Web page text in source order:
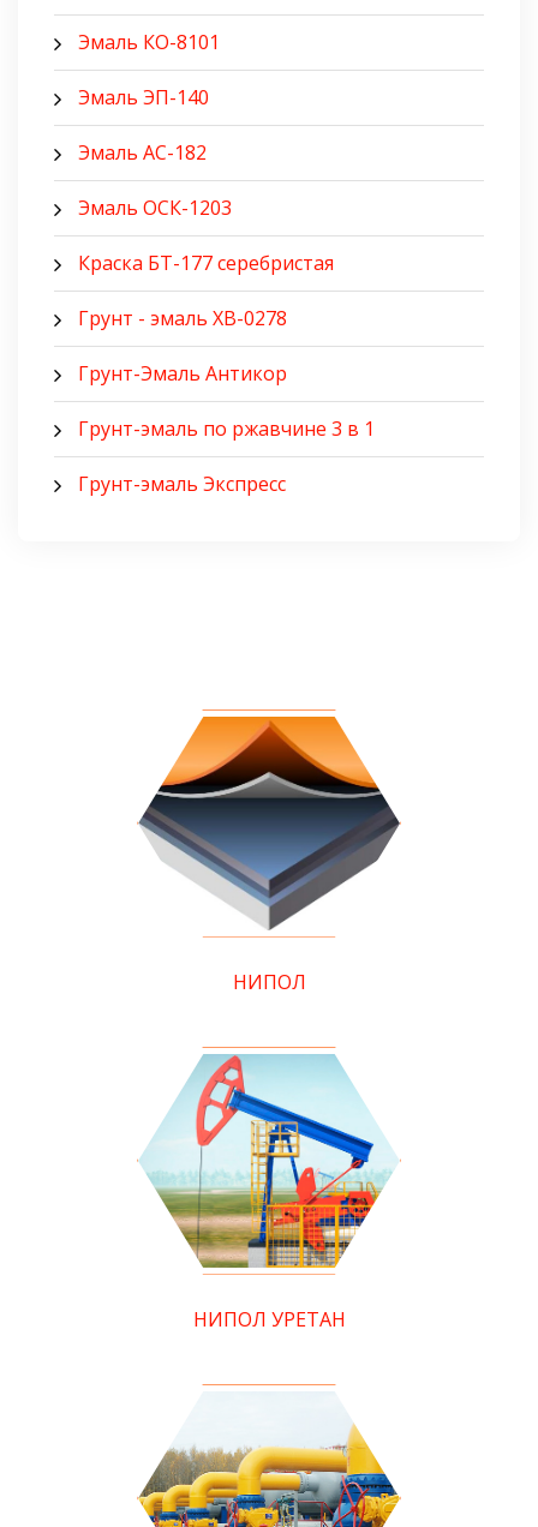
Эмаль КО-8101
Эмаль ЭП-140
Эмаль АС-182
Эмаль ОСК-1203
Краска БТ-177 серебристая
Грунт - эмаль ХВ-0278
Грунт-Эмаль Антикор
Грунт-эмаль по ржавчине 3 в 1
Грунт-эмаль Экспресс
НИПОЛ
НИПОЛ УРЕТАН